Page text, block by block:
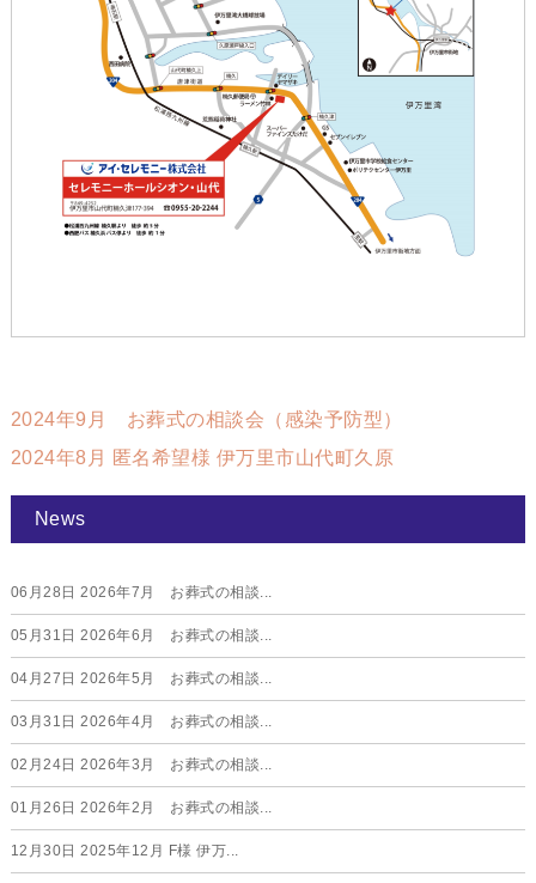
2024年9月 お葬式の相談会（感染予防型）
2024年8月 匿名希望様 伊万里市山代町久原
News
06月28日 2026年7月 お葬式の相談...
05月31日 2026年6月 お葬式の相談...
04月27日 2026年5月 お葬式の相談...
03月31日 2026年4月 お葬式の相談...
02月24日 2026年3月 お葬式の相談...
01月26日 2026年2月 お葬式の相談...
12月30日 2025年12月 F様 伊万...